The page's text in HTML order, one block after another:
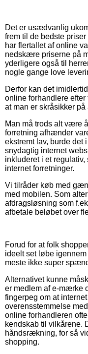
Det er usædvanlig
frem til de bedste
har flertallet af online
nedskære priserne på
yderligere også til
nogle gange love
Derfor kan det
online forhandlere
at man er skråsikker
Man må trods alt være
forretning afhænder
ekstremt lav, burde
snydagtig internet
inkluderet i et
internet forretninger.
Vi tilråder køb med
med mobilen. Som
afdragsløsning som
afbetale beløbet over
Forud for at folk
ideelt set løbe
meste ikke super
Alternativet kunne
er medlem af e-mærke
fingerpeg om at
overensstemmelse
online forhandleren
kendskab til vilkårene.
håndsrækning, for så
shopping.